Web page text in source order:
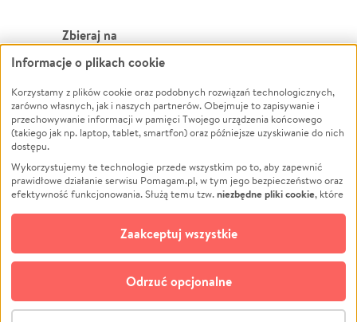
Zbieraj na
Leczenie
Zwierzęta
Pożar
Ukraina
Pomoc Finansowa
Projekty
Pogrzeb
Społeczność lokalna
Kultura
Powódź
Wichura
NGO
Edukacja
Podróż
Impreza
Ochrona środowiska
Biznes
© CROWDING SP. Z O.O.
Informacje o plikach cookie
Korzystamy z plików cookie oraz podobnych rozwiązań technologicznych,
zarówno własnych, jak i naszych partnerów. Obejmuje to zapisywanie i
przechowywanie informacji w pamięci Twojego urządzenia końcowego
(takiego jak np. laptop, tablet, smartfon) oraz późniejsze uzyskiwanie do nich
dostępu.
Wykorzystujemy te technologie przede wszystkim po to, aby zapewnić
prawidłowe działanie serwisu Pomagam.pl, w tym jego bezpieczeństwo oraz
efektywność funkcjonowania. Służą temu tzw.niezbędne pliki cookie, które
opcjonalnych plików cookie
technologii do celów analitycznych i retargetingowych. Możesz wyrazić
zgodę na ich stosowanie lub jej odmówić. W dowolnym momencie masz
możliwość zmiany swoich preferencji na stronie „Zarządzaj zgodami cookie”,
do której link znajdziesz w stopce serwisu Pomagam.pl. Opcjonalne pliki
cookie wykorzystywane są w następujących celach:
Odrzuć opcjonalne
Zaakceptuj wszystkie